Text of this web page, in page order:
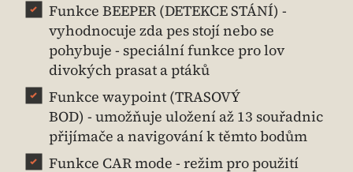
Funkce BEEPER (DETEKCE STÁNÍ) -
vyhodnocuje zda pes stojí nebo se
pohybuje - speciální funkce pro lov
divokých prasat a ptáků
Funkce waypoint (TRASOVÝ
BOD) - umožňuje uložení až 13 souřadnic
přijímače a navigování k těmto bodům
Funkce CAR mode - režim pro použití